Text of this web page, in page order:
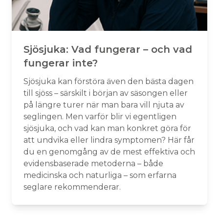
Sjösjuka: Vad fungerar – och vad
fungerar inte?
Sjösjuka kan förstöra även den bästa dagen
till sjöss – särskilt i början av säsongen eller
på längre turer när man bara vill njuta av
seglingen. Men varför blir vi egentligen
sjösjuka, och vad kan man konkret göra för
att undvika eller lindra symptomen? Här får
du en genomgång av de mest effektiva och
evidensbaserade metoderna – både
medicinska och naturliga – som erfarna
seglare rekommenderar.